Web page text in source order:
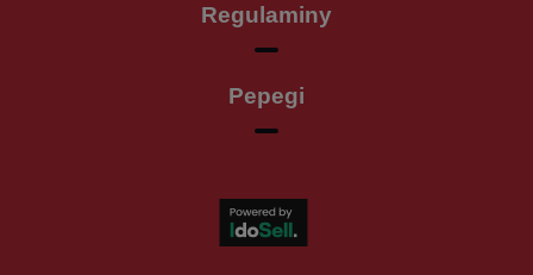
Regulaminy
Pepegi